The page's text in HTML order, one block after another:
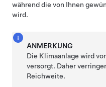
während die von Ihnen
wird.
ANMERKUNG
Die Klimaanlage wird
versorgt. Daher
Reichweite.